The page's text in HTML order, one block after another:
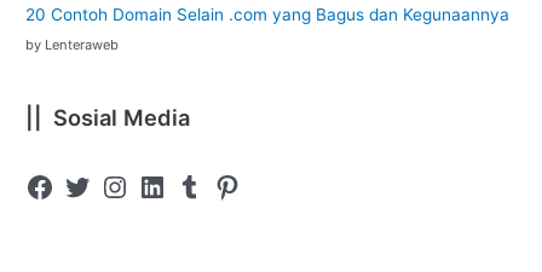
20 Contoh Domain Selain .com yang Bagus dan Kegunaannya
by Lenteraweb
|| Sosial Media